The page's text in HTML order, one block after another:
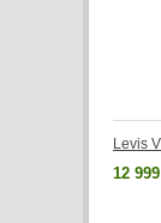
Levis
12